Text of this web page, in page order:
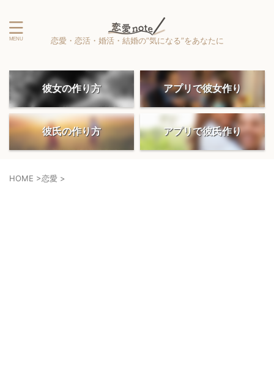
恋愛・恋活・婚活・結婚の”気になる”をあなたに
彼女の作り方 アプリで彼女作り
彼氏の作り方 アプリで彼氏作り
HOME >恋愛 >